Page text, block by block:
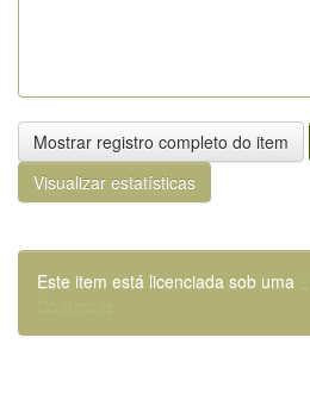
Mostrar registro completo do item
Visualizar estatísticas
Este item está licenciada sob uma
Commons